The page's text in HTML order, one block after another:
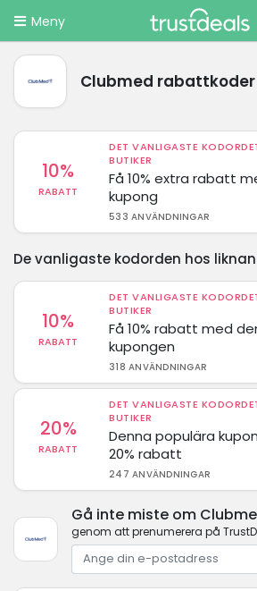
Meny
Clubmed rabattkoder
10%
RABATT
DET VANLIGASTE
BUTIKER
Få 10% extra rabatt
kupong
533 ANVÄNDNINGAR
De vanligaste kodorden hos
10%
RABATT
DET VANLIGASTE
BUTIKER
Få 10% rabatt med
kupongen
318 ANVÄNDNINGAR
20%
RABATT
DET VANLIGASTE
BUTIKER
Denna populära
20% rabatt
247 ANVÄNDNINGAR
Gå inte miste om
genom att prenumerera på